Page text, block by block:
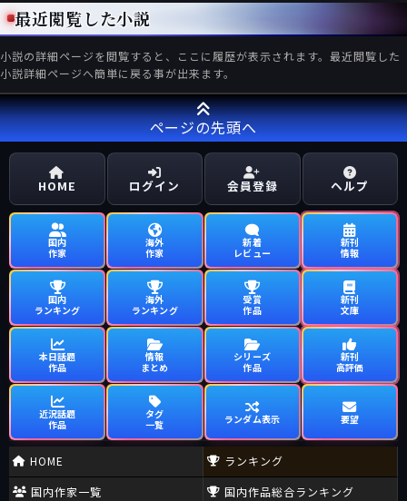
最近閲覧した小説
小説の詳細ページを閲覧すると、ここに履歴が表示されます。最近閲覧した
小説詳細ページへ簡単に戻る事が出来ます。
ページの先頭へ
HOME ログイン 会員登録 ヘルプ
国内
作家
海外
作家
新着
レビュー
新刊
情報
国内
ランキング
海外
ランキング
受賞
作品
新刊
文庫
本日話題
作品
情報
まとめ
シリーズ
作品
新刊
高評価
近況話題
作品
タグ
一覧
ランダム表示 要望
HOME
国内作家一覧
ランキング
国内作品総合ランキング